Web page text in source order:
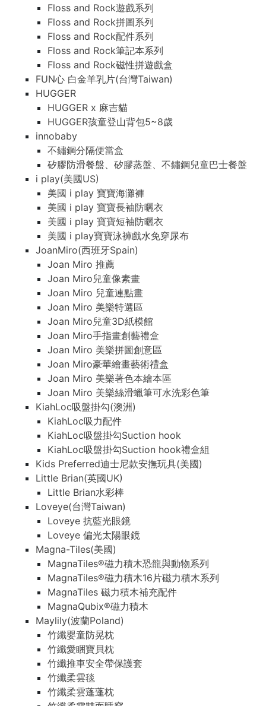
Floss and Rock遊戲系列
Floss and Rock拼圖系列
Floss and Rock配件系列
Floss and Rock筆記本系列
Floss and Rock磁性拼遊戲盒
FUN心 白金羊乳片(台灣Taiwan)
HUGGER
HUGGER x 麻吉貓
HUGGER孩童登山背包5~8歲
innobaby
不鏽鋼分隔便當盒
矽膠防滑餐盤、矽膠蒸盤、不鏽鋼兒童巴士餐盤
i play(美國US)
美國 i play 寶寶海灘褲
美國 i play 寶寶長袖防曬衣
美國 i play 寶寶短袖防曬衣
美國 i play寶寶泳褲戲水免穿尿布
JoanMiro(西班牙Spain)
Joan Miro 推薦
Joan Miro兒童像素畫
Joan Miro 兒童連點畫
Joan Miro 美樂特選區
Joan Miro兒童3D紙模館
Joan Miro手指畫創藝禮盒
Joan Miro 美樂拼圖創意區
Joan Miro豪華繪畫藝術禮盒
Joan Miro 美樂著色本繪本區
Joan Miro 美樂絲滑蠟筆可水洗彩色筆
KiahLoc吸盤掛勾(澳洲)
KiahLoc吸力配件
KiahLoc吸盤掛勾Suction hook
KiahLoc吸盤掛勾Suction hook禮盒組
Kids Preferred迪士尼款安撫玩具(美國)
Little Brian(英國UK)
Little Brian水彩棒
Loveye(台灣Taiwan)
Loveye 抗藍光眼鏡
Loveye 偏光太陽眼鏡
Magna-Tiles(美國)
MagnaTiles®磁力積木恐龍與動物系列
MagnaTiles®磁力積木16片磁力積木系列
MagnaTiles 磁力積木補充配件
MagnaQubix®磁力積木
Maylily(波蘭Poland)
竹纖嬰童防晃枕
竹纖愛睏寶貝枕
竹纖推車安全帶保護套
竹纖柔雲毯
竹纖柔雲蓬蓬枕